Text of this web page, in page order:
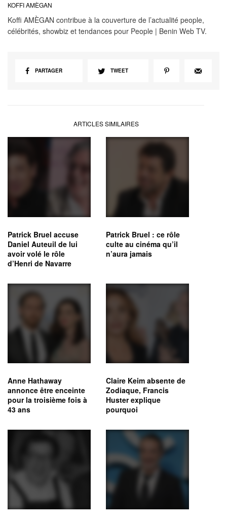
KOFFI AMÈGAN
Koffi AMÈGAN contribue à la couverture de l’actualité people,
célébrités, showbiz et tendances pour People | Benin Web TV.
PARTAGER TWEET
ARTICLES SIMILAIRES
Patrick Bruel accuse
Daniel Auteuil de lui
avoir volé le rôle
d’Henri de Navarre
Patrick Bruel : ce rôle
culte au cinéma qu’il
n’aura jamais
Anne Hathaway
annonce être enceinte
pour la troisième fois à
43 ans
Claire Keim absente de
Zodiaque, Francis
Huster explique
pourquoi